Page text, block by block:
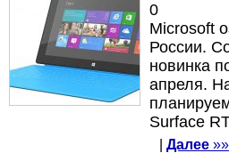
0
Microsoft
России.
новинка
апреля.
Surface
Далее